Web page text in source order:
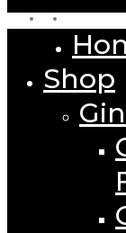
facebookinstagram
Close
Menu
Shop